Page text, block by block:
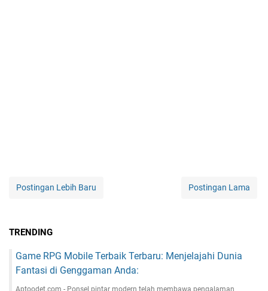
Postingan Lebih Baru Postingan Lama
TRENDING
Game RPG Mobile Terbaik Terbaru: Menjelajahi Dunia
Fantasi di Genggaman Anda:
Aptoodet.com - Ponsel pintar modern telah membawa pengalaman